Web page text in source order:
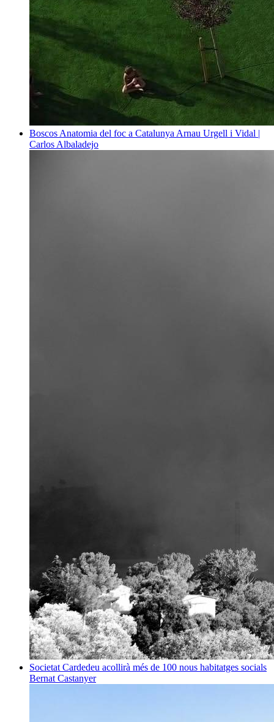
Boscos Anatomia del foc a Catalunya Arnau Urgell i Vidal |
Carlos Albaladejo
Societat Cardedeu acollirà més de 100 nous habitatges socials
Bernat Castanyer